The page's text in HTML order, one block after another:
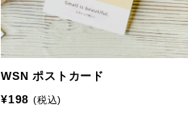
WSN ポストカード
¥198 (税込)